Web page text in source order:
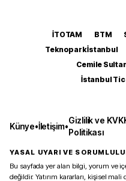
İTOTAM BTM
Teknopark İstanbul
Cemile
İstanbul
Künye•İletişim•
Gizlilik ve
Politikası
YASAL UYARI VE
Bu sayfada yer alan bilgi, yorum ve
değildir. Yatırım kararları, kişisel